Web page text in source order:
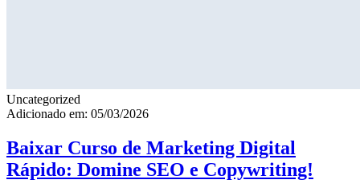
Uncategorized
Adicionado em: 05/03/2026
Baixar Curso de Marketing Digital
Rápido: Domine SEO e Copywriting!